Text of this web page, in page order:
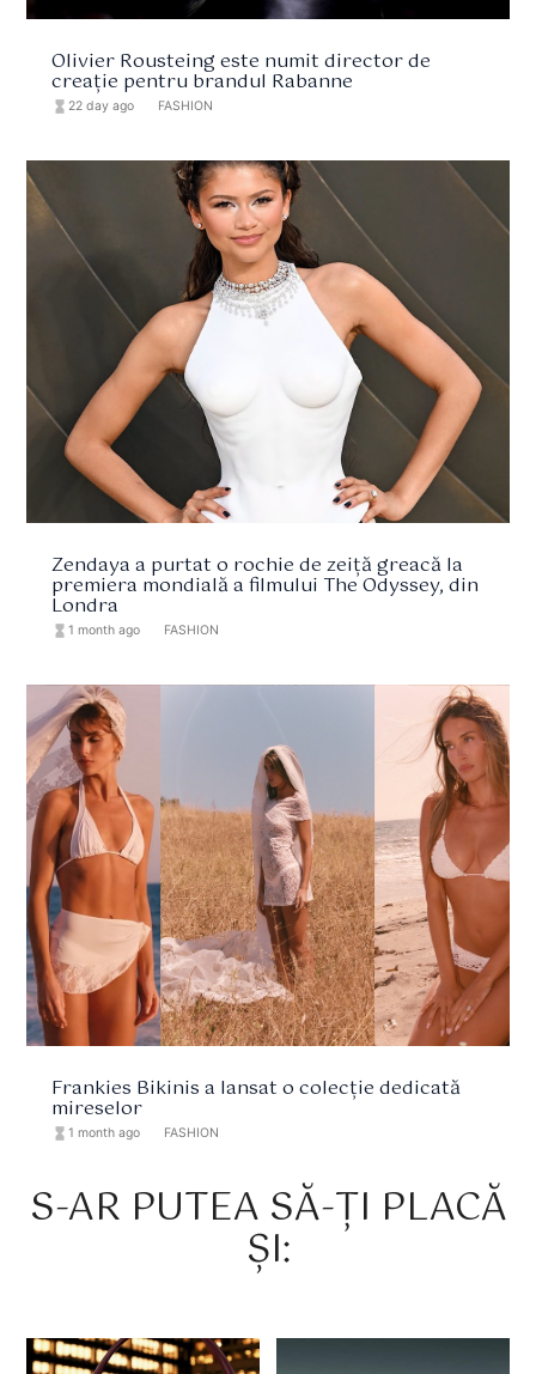
Olivier Rousteing este numit director de
creație pentru brandul Rabanne
hourglass_full 22 day ago FASHION
Zendaya a purtat o rochie de zeiță greacă la
premiera mondială a filmului The Odyssey, din
Londra
hourglass_full 1 month ago FASHION
Frankies Bikinis a lansat o colecție dedicată
mireselor
hourglass_full 1 month ago FASHION
S-AR PUTEA SĂ-ȚI PLACĂ
ȘI: